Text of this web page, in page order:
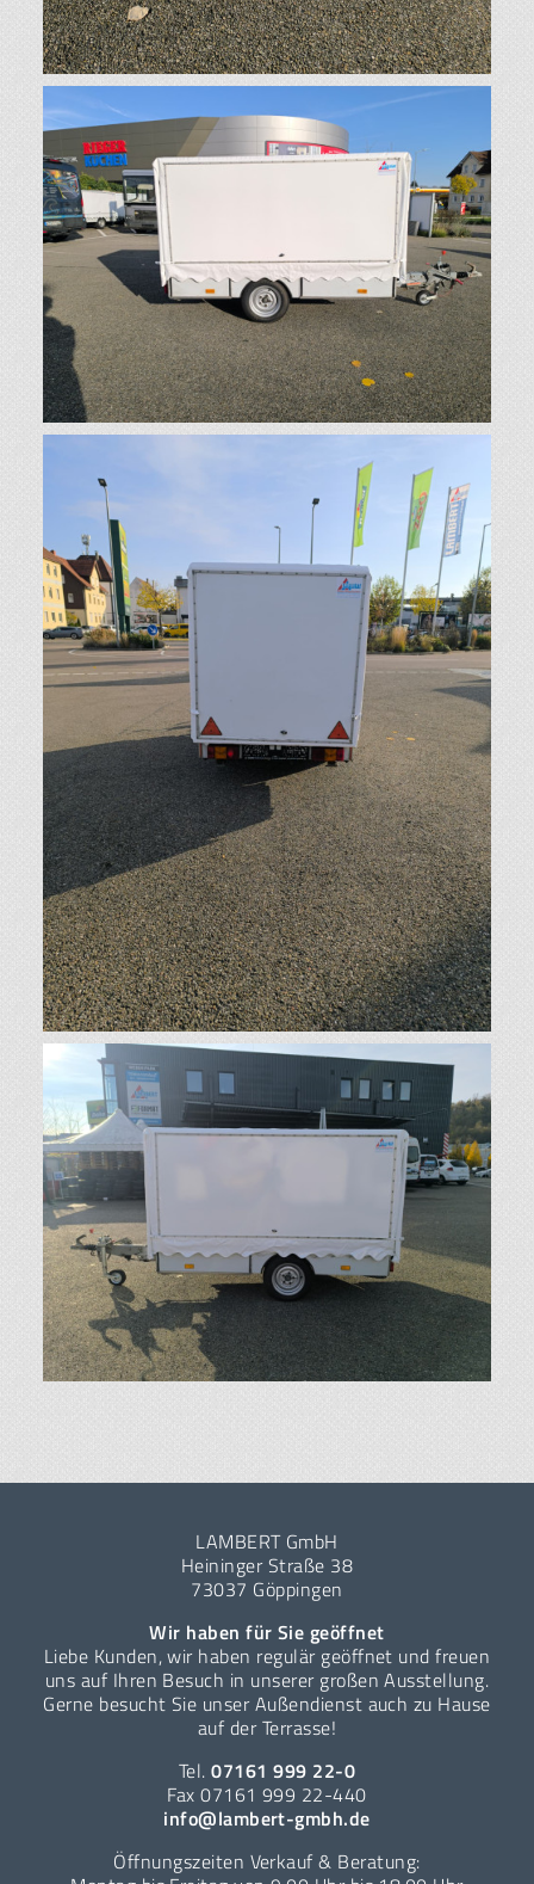
LAMBERT GmbH
Heininger Straße 38
73037 Göppingen
Wir haben für Sie geöffnet
Liebe Kunden, wir haben regulär geöffnet und freuen
uns auf Ihren Besuch in unserer großen Ausstellung.
Gerne besucht Sie unser Außendienst auch zu Hause
auf der Terrasse!
Tel.07161 999 22-0
Fax 07161 999 22-440
info@lambert-gmbh.de
Öffnungszeiten Verkauf & Beratung: